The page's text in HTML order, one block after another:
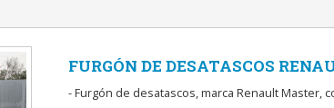
FURGÓN DE DESATASCOS
- Furgón de desatascos, marca Renault Master,